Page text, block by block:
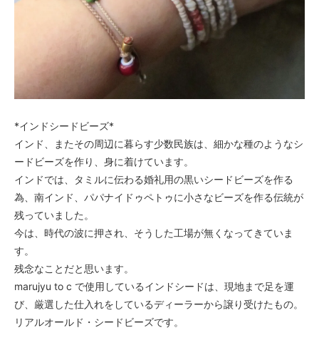
*インドシードビーズ*
インド、またその周辺に暮らす少数民族は、細かな種のようなシ
ードビーズを作り、身に着けています。
インドでは、タミルに伝わる婚礼用の黒いシードビーズを作る
為、南インド、パパナイドゥペトゥに小さなビーズを作る伝統が
残っていました。
今は、時代の波に押され、そうした工場が無くなってきていま
す。
残念なことだと思います。
marujyu to c で使用しているインドシードは、現地まで足を運
び、厳選した仕入れをしているディーラーから譲り受けたもの。
リアルオールド・シードビーズです。